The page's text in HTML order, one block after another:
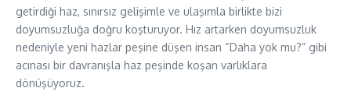
getirdiği haz, sınırsız gelişimle ve ulaşımla birlikte bizi
doyumsuzluğa doğru koşturuyor. Hız artarken doyumsuzluk
nedeniyle yeni hazlar peşine düşen insan “Daha yok mu?” gibi
acınası bir davranışla haz peşinde koşan varlıklara
dönüşüyoruz.